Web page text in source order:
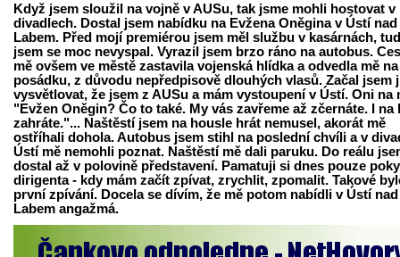
Když jsem sloužil na vojně v AUSu, tak jsme mohli hostovat v
divadlech. Dostal jsem nabídku na Evžena Oněgina v Ústí nad
Labem. Před mojí premiérou jsem měl službu v kasárnách,
jsem se moc nevyspal. Vyrazil jsem brzo ráno na autobus.
mě ovšem ve městě zastavila vojenská hlídka a odvedla mě na
posádku, z důvodu nepředpisově dlouhých vlasů. Začal jsem
vysvětlovat, že jsem z AUSu a mám vystoupení v Ústí. Oni na
"Evžen Oněgin? Čo to také. My vás zavřeme až zčernáte. I na
zahráte."... Naštěstí jsem na housle hrát nemusel, akorát mě
ostříhali dohola. Autobus jsem stihl na poslední chvíli a v
Ústí mě nemohli poznat. Naštěstí mě dali paruku. Do reálu
dostal až v polovině představení. Pamatuji si dnes pouze
dirigenta - kdy mám začít zpívat, zrychlit, zpomalit. Takové
první zpívání. Docela se dívím, že mě potom nabídli v Ústí nad
Labem angažmá.